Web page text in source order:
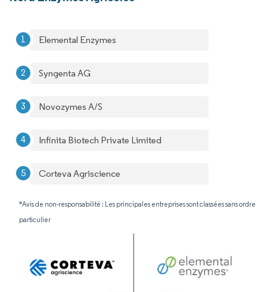
Elemental Enzymes
Syngenta AG
Novozymes A/S
Infinita Biotech Private Limited
Corteva Agriscience
*Avis de non-responsabilité : Les principales entreprises sont classées sans ordre
particulier